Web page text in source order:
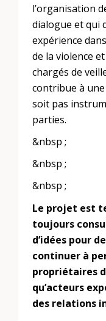
l’organisation
dialogue et qui
expérience
de la violence
chargés de
contribue à
soit pas
parties.
&nbsp ;
&nbsp ;
&nbsp ;
Le projet est
toujours
d’idées pour
continuer à
propriétaires
qu’acteurs
des relations